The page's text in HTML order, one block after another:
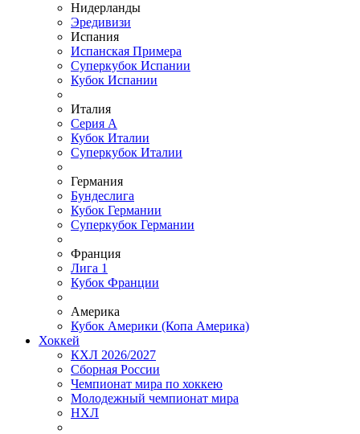
Нидерланды
Эредивизи
Испания
Испанская Примера
Суперкубок Испании
Кубок Испании
Италия
Серия А
Кубок Италии
Суперкубок Италии
Германия
Бундеслига
Кубок Германии
Суперкубок Германии
Франция
Лига 1
Кубок Франции
Америка
Кубок Америки (Копа Америка)
Хоккей
КХЛ 2026/2027
Сборная России
Чемпионат мира по хоккею
Молодежный чемпионат мира
НХЛ